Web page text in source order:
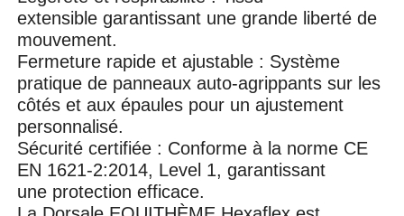
extensible garantissant une grande liberté de
mouvement.
Fermeture rapide et ajustable : Système
pratique de panneaux auto-agrippants sur les
côtés et aux épaules pour un ajustement
personnalisé.
Sécurité certifiée : Conforme à la norme CE
EN 1621-2:2014, Level 1, garantissant
une protection efficace.